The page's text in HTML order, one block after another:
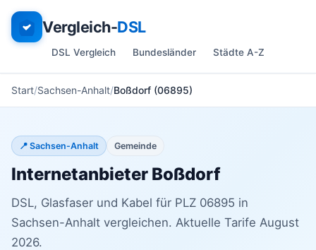
Vergleich-DSL
DSL Vergleich Bundesländer Städte A-Z
Start Sachsen-Anhalt Boßdorf (06895)
📍 Sachsen-Anhalt Gemeinde
Internetanbieter Boßdorf
DSL, Glasfaser und Kabel für PLZ 06895 in
Sachsen-Anhalt vergleichen. Aktuelle Tarife August
2026.